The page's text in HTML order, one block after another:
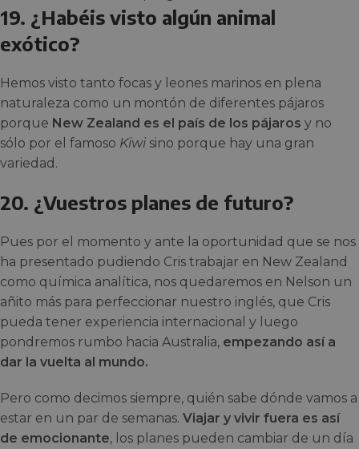
19. ¿Habéis visto algún animal
exótico?
Hemos visto tanto focas y leones marinos en plena
naturaleza como un montón de diferentes pájaros
porque New Zealand es el país de los pájaros y no
sólo por el famoso Kiwi sino porque hay una gran
variedad.
20. ¿Vuestros planes de futuro?
Pues por el momento y ante la oportunidad que se nos
ha presentado pudiendo Cris trabajar en New Zealand
como química analítica, nos quedaremos en Nelson un
añito más para perfeccionar nuestro inglés, que Cris
pueda tener experiencia internacional y luego
pondremos rumbo hacia Australia, empezando así a
dar la vuelta al mundo.
Pero como decimos siempre, quién sabe dónde vamos a
estar en un par de semanas. Viajar y vivir fuera es así
de emocionante, los planes pueden cambiar de un día